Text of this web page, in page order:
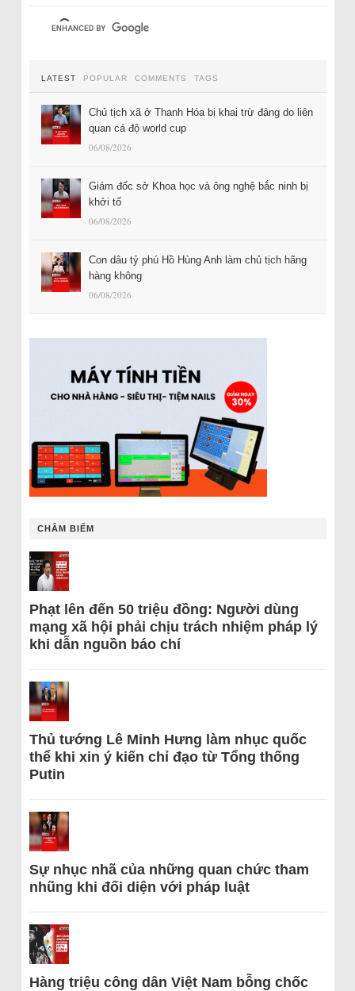
LATEST POPULAR COMMENTS TAGS
Chủ tịch xã ở Thanh Hóa bị khai trừ đảng do liên
quan cá độ world cup
06/08/2026
Giám đốc sở Khoa học và ông nghệ bắc ninh bị
khởi tố
06/08/2026
Con dâu tỷ phú Hồ Hùng Anh làm chủ tịch hãng
hàng không
06/08/2026
CHÂM BIẾM
Phạt lên đến 50 triệu đồng: Người dùng
mạng xã hội phải chịu trách nhiệm pháp lý
khi dẫn nguồn báo chí
Thủ tướng Lê Minh Hưng làm nhục quốc
thể khi xin ý kiến chỉ đạo từ Tổng thống
Putin
Sự nhục nhã của những quan chức tham
nhũng khi đối diện với pháp luật
Hàng triệu công dân Việt Nam bỗng chốc